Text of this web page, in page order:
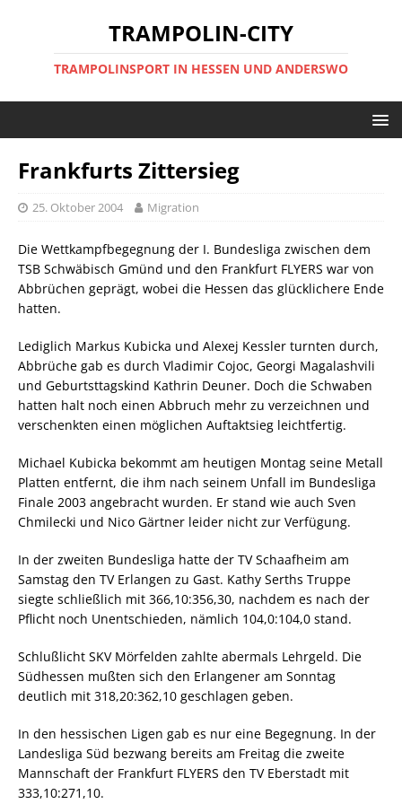
TRAMPOLIN-CITY
TRAMPOLINSPORT IN HESSEN UND ANDERSWO
Frankfurts Zittersieg
25. Oktober 2004 Migration
Die Wettkampfbegegnung der I. Bundesliga zwischen dem
TSB Schwäbisch Gmünd und den Frankfurt FLYERS war von
Abbrüchen geprägt, wobei die Hessen das glücklichere Ende
hatten.
Lediglich Markus Kubicka und Alexej Kessler turnten durch,
Abbrüche gab es durch Vladimir Cojoc, Georgi Magalashvili
und Geburtsttagskind Kathrin Deuner. Doch die Schwaben
hatten halt noch einen Abbruch mehr zu verzeichnen und
verschenkten einen möglichen Auftaktsieg leichtfertig.
Michael Kubicka bekommt am heutigen Montag seine Metall
Platten entfernt, die ihm nach seinem Unfall im Bundesliga
Finale 2003 angebracht wurden. Er stand wie auch Sven
Chmilecki und Nico Gärtner leider nicht zur Verfügung.
In der zweiten Bundesliga hatte der TV Schaafheim am
Samstag den TV Erlangen zu Gast. Kathy Serths Truppe
siegte schließlich mit 366,10:356,30, nachdem es nach der
Pflicht noch Unentschieden, nämlich 104,0:104,0 stand.
Schlußlicht SKV Mörfelden zahlte abermals Lehrgeld. Die
Südhessen mußten sich den Erlangener am Sonntag
deutlich mit 318,20:362,10 geschlagen geben.
In den hessischen Ligen gab es nur eine Begegnung. In der
Landesliga Süd bezwang bereits am Freitag die zweite
Mannschaft der Frankfurt FLYERS den TV Eberstadt mit
333,10:271,10.